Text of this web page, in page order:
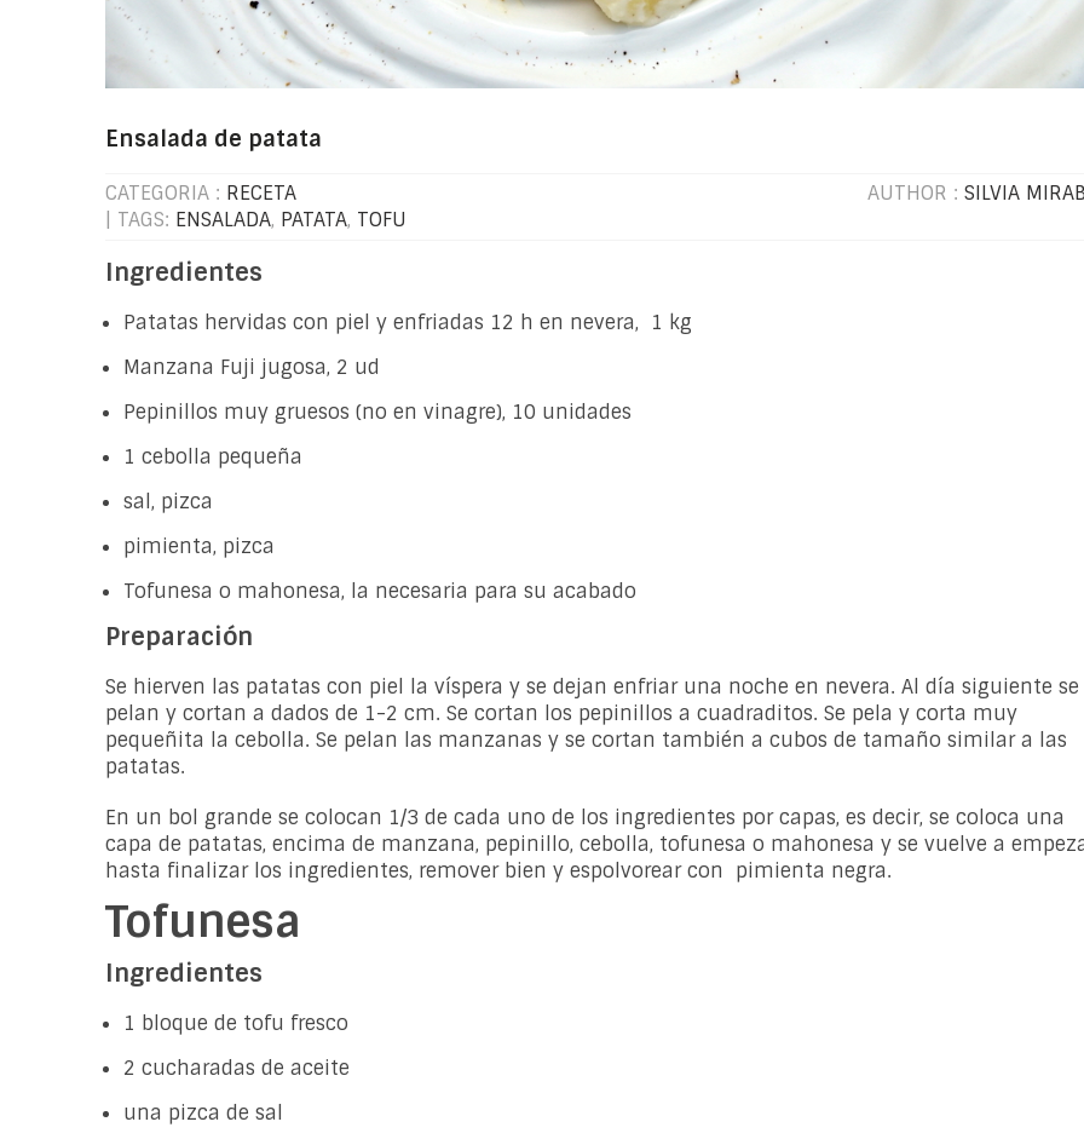
Ensalada de patata
CATEGORIA : RECETA AUTHOR : SILVIA
| TAGS: ENSALADA, PATATA, TOFU
Ingredientes
Patatas hervidas con piel y enfriadas 12 h en nevera, 1 kg
Manzana Fuji jugosa, 2 ud
Pepinillos muy gruesos (no en vinagre), 10 unidades
1 cebolla pequeña
sal, pizca
pimienta, pizca
Tofunesa o mahonesa, la necesaria para su acabado
Preparación
Se hierven las patatas con piel la víspera y se dejan enfriar una noche en nevera. Al día siguiente se
pelan y cortan a dados de 1-2 cm. Se cortan los pepinillos a cuadraditos. Se pela y corta muy
pequeñita la cebolla. Se pelan las manzanas y se cortan también a cubos de tamaño similar a las
patatas.
En un bol grande se colocan 1/3 de cada uno de los ingredientes por capas, es decir, se coloca una
capa de patatas, encima de manzana, pepinillo, cebolla, tofunesa o mahonesa y se vuelve a
hasta finalizar los ingredientes, remover bien y espolvorear con pimienta negra.
Tofunesa
Ingredientes
1 bloque de tofu fresco
2 cucharadas de aceite
una pizca de sal